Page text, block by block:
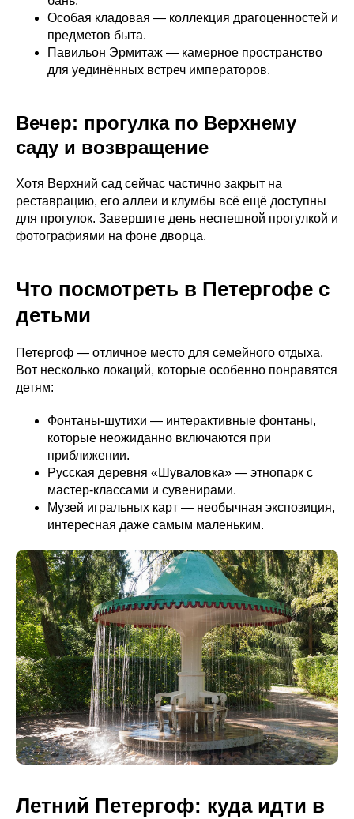
Особая кладовая — коллекция драгоценностей и
предметов быта.
Павильон Эрмитаж — камерное пространство
для уединённых встреч императоров.
Вечер: прогулка по Верхнему
саду и возвращение
Хотя Верхний сад сейчас частично закрыт на
реставрацию, его аллеи и клумбы всё ещё доступны
для прогулок. Завершите день неспешной прогулкой и
фотографиями на фоне дворца.
Что посмотреть в Петергофе с
детьми
Петергоф — отличное место для семейного отдыха.
Вот несколько локаций, которые особенно понравятся
детям:
Фонтаны-шутихи — интерактивные фонтаны,
которые неожиданно включаются при
приближении.
Русская деревня «Шуваловка» — этнопарк с
мастер-классами и сувенирами.
Музей игральных карт — необычная экспозиция,
интересная даже самым маленьким.
Летний Петергоф: куда идти в